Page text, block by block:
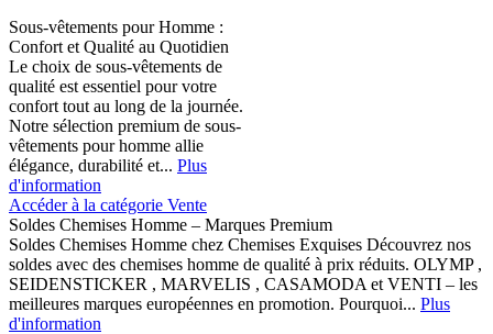
Sous-vêtements pour Homme :
Confort et Qualité au Quotidien
Le choix de sous-vêtements de
qualité est essentiel pour votre
confort tout au long de la journée.
Notre sélection premium de sous-
vêtements pour homme allie
élégance, durabilité et... Plus
d'information
Accéder à la catégorie Vente
Soldes Chemises Homme – Marques Premium
Soldes Chemises Homme chez Chemises Exquises Découvrez nos
soldes avec des chemises homme de qualité à prix réduits. OLYMP ,
SEIDENSTICKER , MARVELIS , CASAMODA et VENTI – les
meilleures marques européennes en promotion. Pourquoi... Plus
d'information